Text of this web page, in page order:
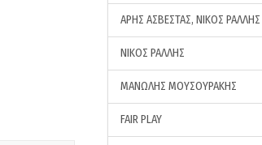
ΑΡΗΣ ΑΣΒΕΣΤΑΣ, ΝΙΚΟΣ ΡΑΛΛΗΣ
ΝΙΚΟΣ ΡΑΛΛΗΣ
ΜΑΝΩΛΗΣ ΜΟΥΣΟΥΡΑΚΗΣ
FAIR PLAY